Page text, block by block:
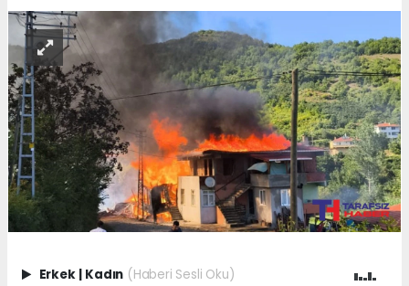
Erkek | Kadın (Haberi Sesli Oku)